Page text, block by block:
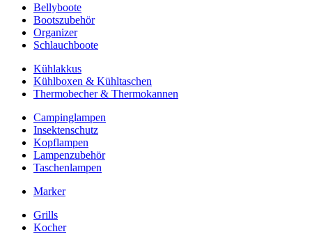
Bellyboote
Bootszubehör
Organizer
Schlauchboote
Kühlakkus
Kühlboxen & Kühltaschen
Thermobecher & Thermokannen
Campinglampen
Insektenschutz
Kopflampen
Lampenzubehör
Taschenlampen
Marker
Grills
Kocher